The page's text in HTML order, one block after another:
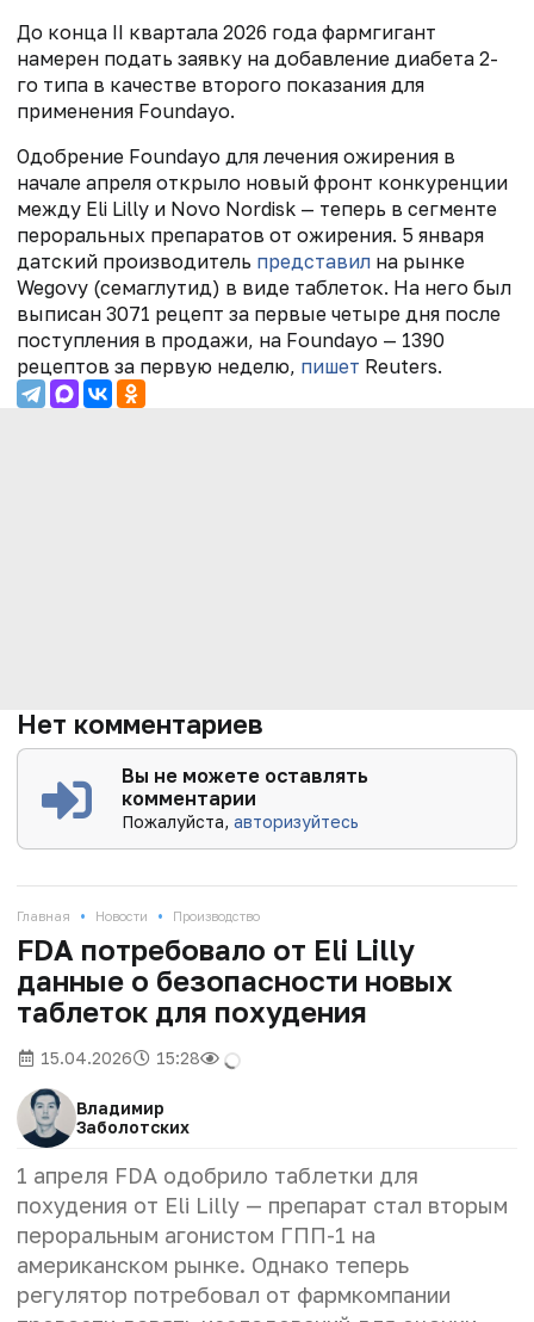
До конца II квартала 2026 года фармгигант
намерен подать заявку на добавление диабета 2-
го типа в качестве второго показания для
применения Foundayo.
Одобрение Foundayo для лечения ожирения в
начале апреля открыло новый фронт конкуренции
между Eli Lilly и Novo Nordisk — теперь в сегменте
пероральных препаратов от ожирения. 5 января
датский производитель представил на рынке
Wegovy (семаглутид) в виде таблеток. На него был
выписан 3071 рецепт за первые четыре дня после
поступления в продажи, на Foundayo — 1390
рецептов за первую неделю, пишет Reuters.
Нет комментариев
Вы не можете оставлять
комментарии
Пожалуйста,авторизуйтесь
Главная • Новости • Производство
FDA потребовало от Eli Lilly
данные о безопасности новых
таблеток для похудения
15.04.2026 15:28
Владимир
Заболотских
1 апреля FDA одобрило таблетки для
похудения от Eli Lilly — препарат стал вторым
пероральным агонистом ГПП-1 на
американском рынке. Однако теперь
регулятор потребовал от фармкомпании